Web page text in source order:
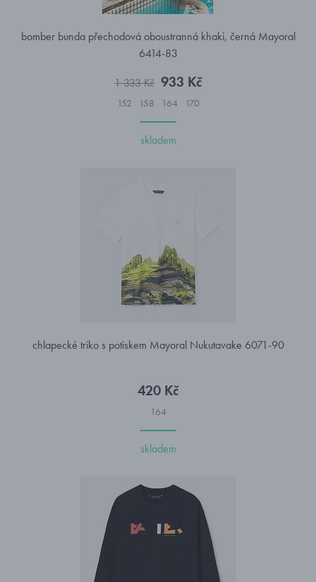
bomber bunda přechodová oboustranná khaki, černá Mayoral
6414-83
1 333 Kč 933 Kč
152 158 164 170
skladem
chlapecké triko s potiskem Mayoral Nukutavake 6071-90
420 Kč
164
skladem